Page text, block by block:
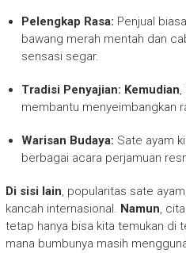
Pelengkap Rasa: Penjual
bawang merah mentah dan
sensasi segar.
Tradisi Penyajian: Kemudian,
membantu menyeimbangkan
Warisan Budaya: Sate ayam
berbagai acara perjamuan
Di sisi lain, popularitas sate
kancah internasional. Namun,
tetap hanya bisa kita temukan di
mana bumbunya masih